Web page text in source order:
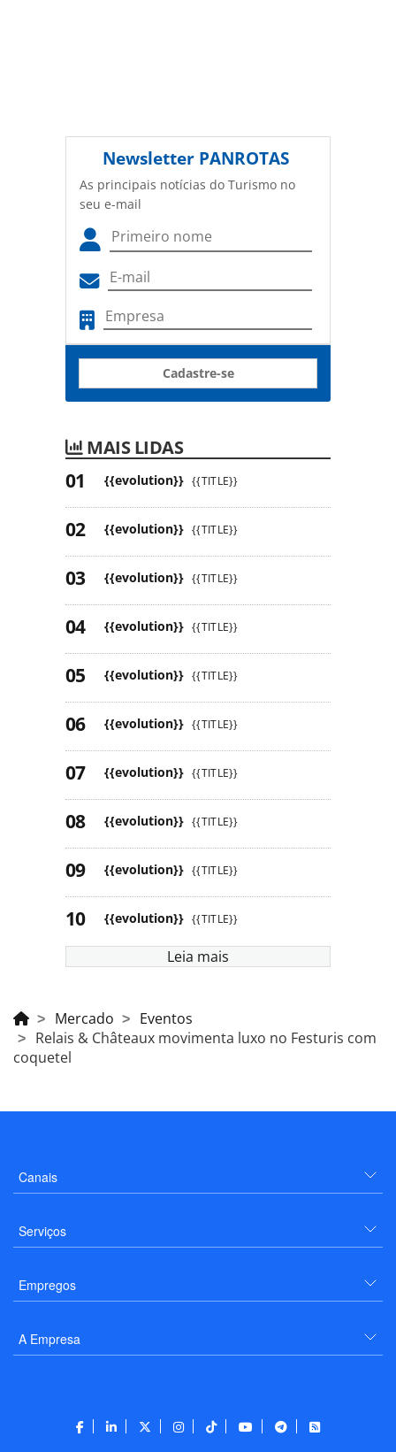
Newsletter PANROTAS
As principais notícias do Turismo no
seu e-mail
Cadastre-se
MAIS LIDAS
{{evolution}} {{TITLE}}
{{evolution}} {{TITLE}}
{{evolution}} {{TITLE}}
{{evolution}} {{TITLE}}
{{evolution}} {{TITLE}}
{{evolution}} {{TITLE}}
{{evolution}} {{TITLE}}
{{evolution}} {{TITLE}}
{{evolution}} {{TITLE}}
{{evolution}} {{TITLE}}
Leia mais
Mercado
Eventos
Relais & Châteaux movimenta luxo no Festuris com
coquetel
Canais
Serviços
Empregos
A Empresa